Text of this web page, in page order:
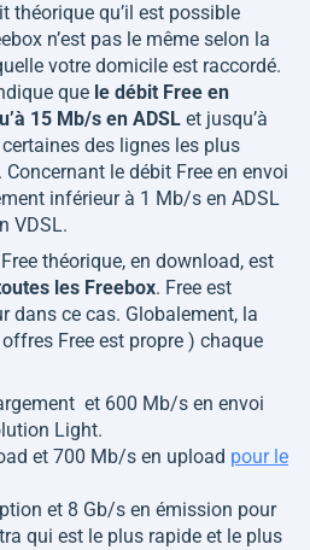
théorique qu’il est possible
n’est pas le même selon la
votre domicile est raccordé.
que le débit Free en
15 Mb/s en ADSL et jusqu’à
des lignes les plus
le débit Free en envoi
inférieur à 1 Mb/s en ADSL
VDSL.
théorique, en download, est
les Freebox. Free est
dans ce cas. Globalement, la
Free est propre ) chaque
et 600 Mb/s en envoi
Light.
et 700 Mb/s en upload pour le
et 8 Gb/s en émission pour
qui est le plus rapide et le plus